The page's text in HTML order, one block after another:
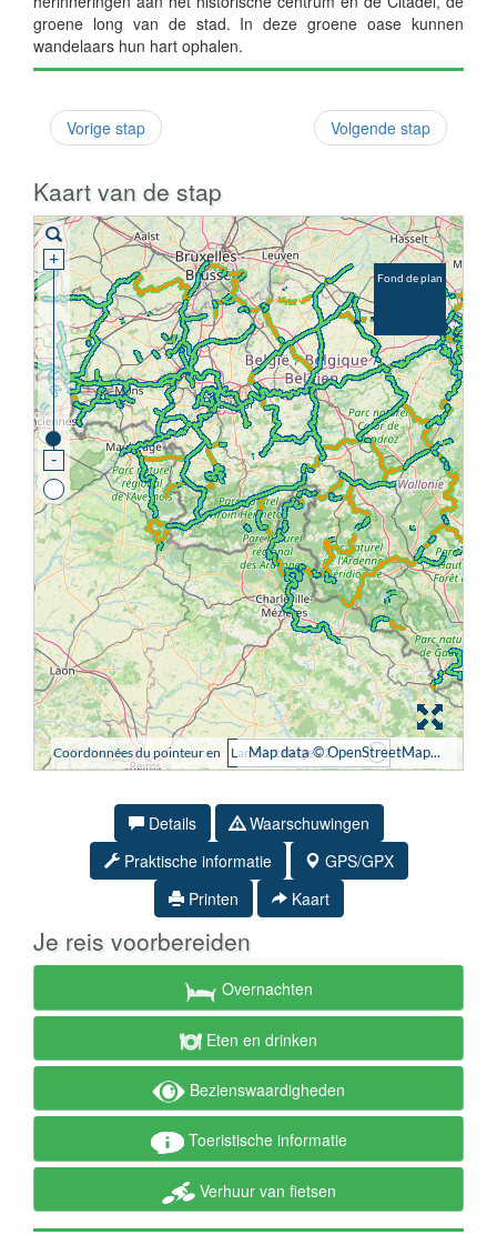
groene long van de stad. In deze groene oase kunnen
wandelaars hun hart ophalen.
Vorige stap Volgende stap
Kaart van de stap
Details
Waarschuwingen
Praktische informatie
GPS/GPX
Printen
Kaart
Je reis voorbereiden
Overnachten
Eten en drinken
Bezienswaardigheden
Toeristische informatie
Verhuur van fietsen